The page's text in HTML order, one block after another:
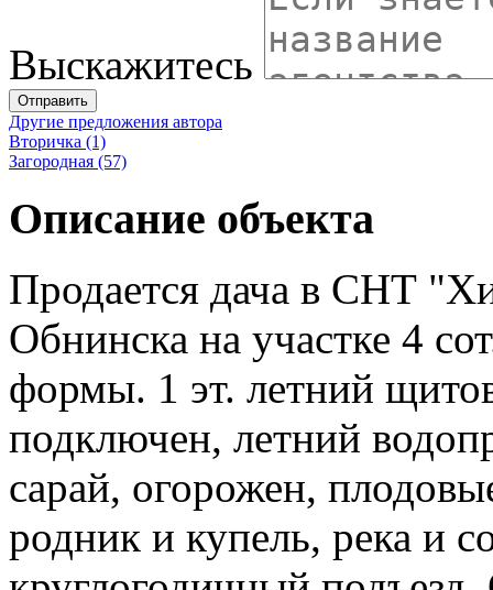
Выскажитесь
Отправить
Другие предложения автора
Вторичка (1)
Загородная (57)
Описание объекта
Продается дача в СНТ
Обнинска на участке 4
формы. 1 эт. летний
подключен, летний
сарай, огорожен,
родник и купель, река и